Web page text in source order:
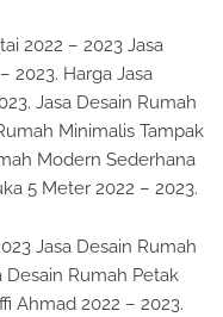
2022 – 2023 Jasa
2023. Harga Jasa
Jasa Desain Rumah
Minimalis Tampak
Modern Sederhana
5 Meter 2022 – 2023.
Jasa Desain Rumah
Desain Rumah Petak
Ahmad 2022 – 2023.